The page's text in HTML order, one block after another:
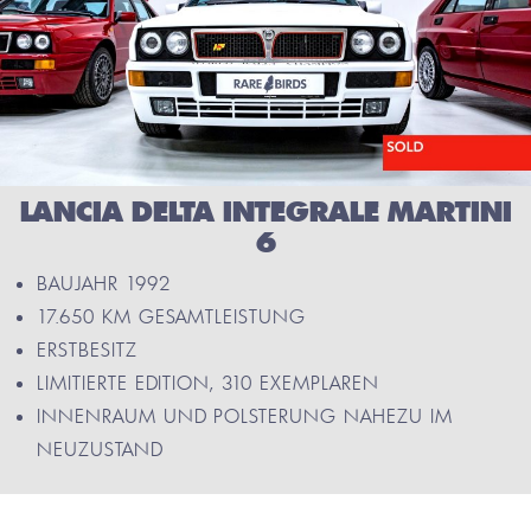
LANCIA DELTA INTEGRALE MARTINI
6
BAUJAHR 1992
17.650 KM GESAMTLEISTUNG
ERSTBESITZ
LIMITIERTE EDITION, 310 EXEMPLAREN
INNENRAUM UND POLSTERUNG NAHEZU IM
NEUZUSTAND